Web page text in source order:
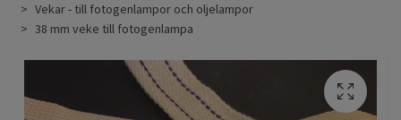
Vekar - till fotogenlampor och oljelampor
38 mm veke till fotogenlampa